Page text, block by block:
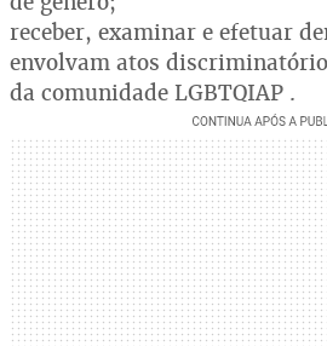
receber, examinar e efetuar
envolvam atos
da comunidade LGBTQIAP .